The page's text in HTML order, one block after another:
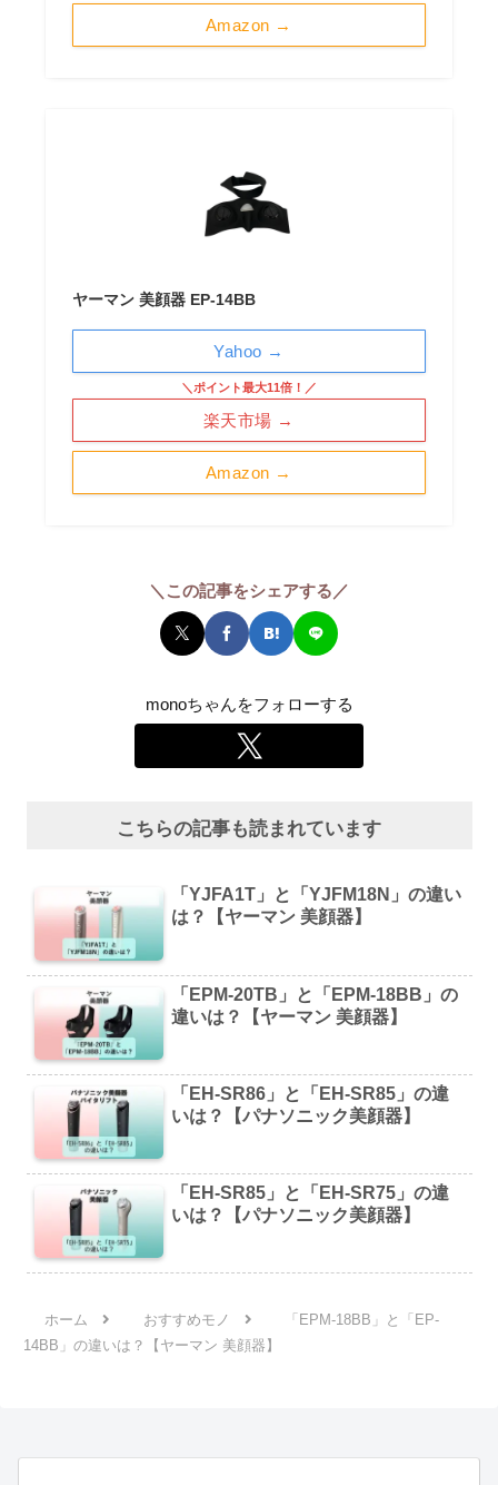
Amazon →
ヤーマン 美顔器 EP-14BB
Amazon →
＼ポイント最大11倍！／
楽天市場 →
Yahoo →
＼この記事をシェアする／
monoちゃんをフォローする
こちらの記事も読まれています
「YJFA1T」と「YJFM18N」の違い
は？【ヤーマン 美顔器】
「EPM-20TB」と「EPM-18BB」の
違いは？【ヤーマン 美顔器】
「EH-SR86」と「EH-SR85」の違
いは？【パナソニック美顔器】
「EH-SR85」と「EH-SR75」の違
いは？【パナソニック美顔器】
ホーム おすすめモノ
「EPM-18BB」と「EP-
14BB」の違いは？【ヤーマン 美顔器】